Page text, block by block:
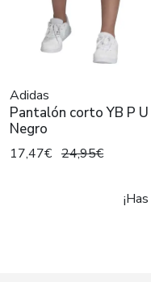
Adidas
Pantalón corto YB P U
Negro
17,47€ 24,95€